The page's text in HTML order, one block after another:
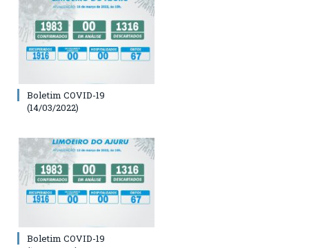
Boletim COVID-19
(14/03/2022)
Boletim COVID-19